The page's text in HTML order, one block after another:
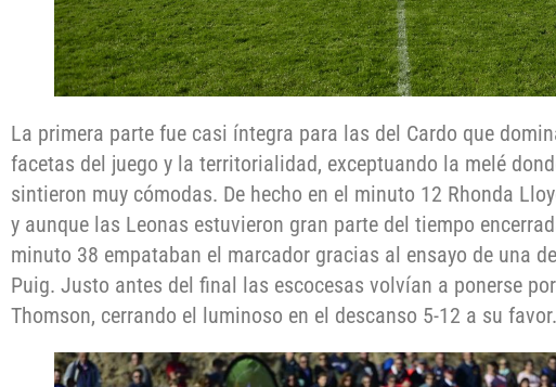
La primera parte fue casi íntegra para las del Cardo que
facetas del juego y la territorialidad, exceptuando la melé
sintieron muy cómodas. De hecho en el minuto 12 Rhonda
y aunque las Leonas estuvieron gran parte del tiempo
minuto 38 empataban el marcador gracias al ensayo de una
Puig. Justo antes del final las escocesas volvían a ponerse
Thomson, cerrando el luminoso en el descanso 5-12 a su favor.